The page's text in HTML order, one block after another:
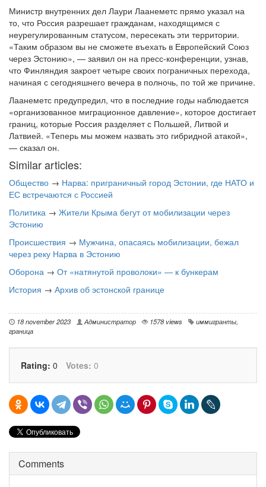
Министр внутренних дел Лаури Лаанеметс прямо указал на
то, что Россия разрешает гражданам, находящимся с
неурегулированным статусом, пересекать эти территории.
«Таким образом вы не сможете въехать в Европейский Союз
через Эстонию», — заявил он на пресс-конференции, узнав,
что Финляндия закроет четыре своих пограничных перехода,
начиная с сегодняшнего вечера в полночь, по той же причине.
Лаанеметс предупредил, что в последние годы наблюдается
«организованное миграционное давление», которое достигает
границ, которые Россия разделяет с Польшей, Литвой и
Латвией. «Теперь мы можем назвать это гибридной атакой»,
— сказал он.
Similar articles:
Общество → Нарва: приграничный город Эстонии, где НАТО и
ЕС встречаются с Россией
Политика → Жители Крыма бегут от мобилизации через
Эстонию
Происшествия → Мужчина, опасаясь мобилизации, бежал
через реку Нарва в Эстонию
Оборона → От «натянутой проволоки» — к бункерам
История → Архив об эстонской границе
18 november 2023 Администратор 1578 views иммигранты,
граница
Rating: 0 Votes: 0
Comments